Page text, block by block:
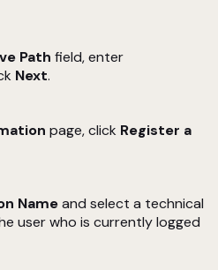
Path field, enter
Next.
page, click Register a
Nameand select a technical
user who is currently logged